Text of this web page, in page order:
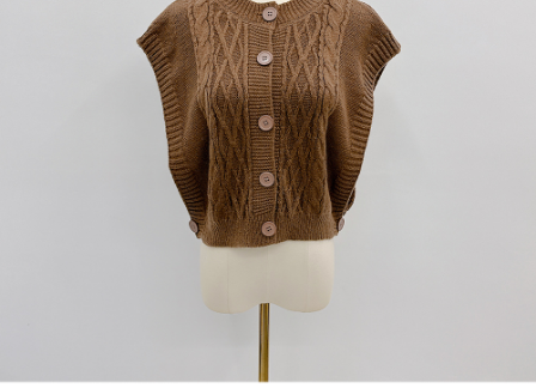
"Pembayaran Ansuran Gogo", kedai akan memberikan maklumat peribadi
anda (termasuk nama, telefon atau alamat) kepada Taiwan Mobile untuk
pengumpulan, pemprosesan dan penggunaan, untuk pengesahan,
semakan dan pembetulan data yang diperlukan untuk bil ansuran oleh
3. Sila baca syarat perkhidmatan pengguna secara lengkap melalui
pautan berikut: https://oppay.tw/userRule